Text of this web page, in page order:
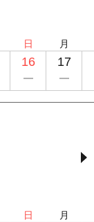
日
16
月
17
日 月